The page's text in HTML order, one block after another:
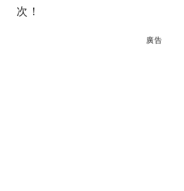
次！
廣告